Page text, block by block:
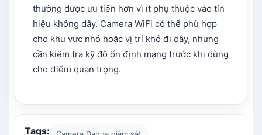
thường được ưu tiên hơn vì ít phụ thuộc vào tín
hiệu không dây. Camera WiFi có thể phù hợp
cho khu vực nhỏ hoặc vị trí khó đi dây, nhưng
cần kiểm tra kỹ độ ổn định mạng trước khi dùng
cho điểm quan trọng.
Tags: